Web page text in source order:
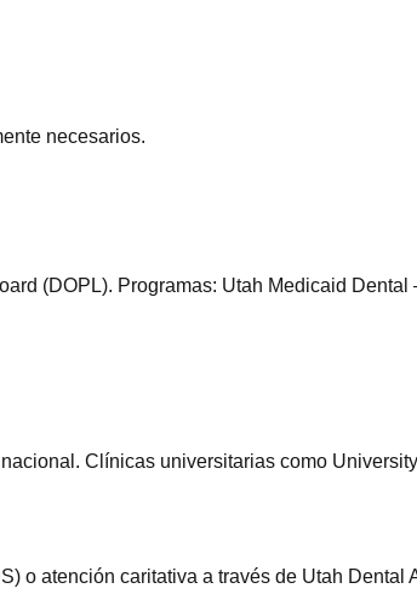
necesarios.
(DOPL). Programas: Utah Medicaid Dental
Clínicas universitarias como
o atención caritativa a través de Utah Dental